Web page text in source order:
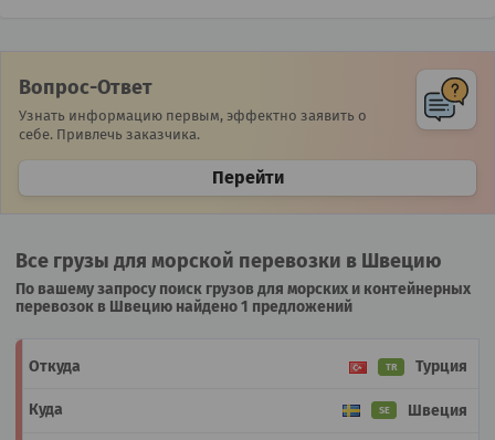
Вопрос-Ответ
Узнать информацию первым, эффектно заявить о
себе. Привлечь заказчика.
Перейти
Все грузы для морской перевозки в Швецию
По вашему запросу поиск грузов для морских и контейнерных
перевозок в Швецию найдено 1 предложений
TR Турция
SE Швеция